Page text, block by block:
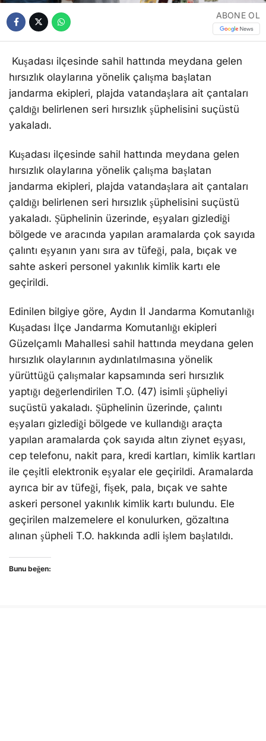
ABONE OL
Kuşadası ilçesinde sahil hattında meydana gelen
hırsızlık olaylarına yönelik çalışma başlatan
jandarma ekipleri, plajda vatandaşlara ait çantaları
çaldığı belirlenen seri hırsızlık şüphelisini suçüstü
yakaladı.
Kuşadası ilçesinde sahil hattında meydana gelen
hırsızlık olaylarına yönelik çalışma başlatan
jandarma ekipleri, plajda vatandaşlara ait çantaları
çaldığı belirlenen seri hırsızlık şüphelisini suçüstü
yakaladı. Şüphelinin üzerinde, eşyaları gizlediği
bölgede ve aracında yapılan aramalarda çok sayıda
çalıntı eşyanın yanı sıra av tüfeği, pala, bıçak ve
sahte askeri personel yakınlık kimlik kartı ele
geçirildi.
Edinilen bilgiye göre, Aydın İl Jandarma Komutanlığı
Kuşadası İlçe Jandarma Komutanlığı ekipleri
Güzelçamlı Mahallesi sahil hattında meydana gelen
hırsızlık olaylarının aydınlatılmasına yönelik
yürüttüğü çalışmalar kapsamında seri hırsızlık
yaptığı değerlendirilen T.O. (47) isimli şüpheliyi
suçüstü yakaladı. Şüphelinin üzerinde, çalıntı
eşyaları gizlediği bölgede ve kullandığı araçta
yapılan aramalarda çok sayıda altın ziynet eşyası,
cep telefonu, nakit para, kredi kartları, kimlik kartları
ile çeşitli elektronik eşyalar ele geçirildi. Aramalarda
ayrıca bir av tüfeği, fişek, pala, bıçak ve sahte
askeri personel yakınlık kimlik kartı bulundu. Ele
geçirilen malzemelere el konulurken, gözaltına
alınan şüpheli T.O. hakkında adli işlem başlatıldı.
Bunu beğen: